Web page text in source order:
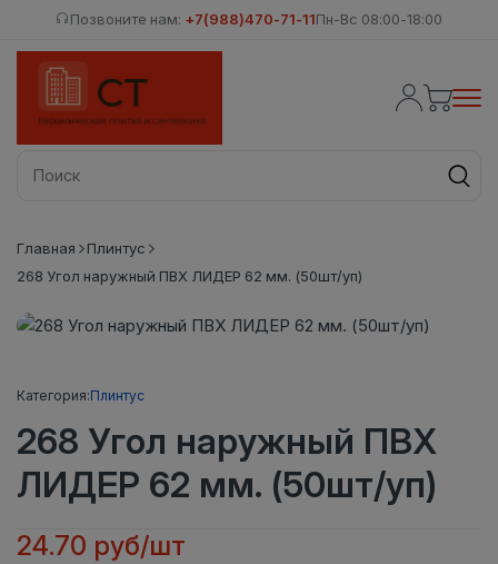
Позвоните нам: +7(988)470-71-11Пн-Вс 08:00-18:00
Главная
Плинтус
268 Угол наружный ПВХ ЛИДЕР 62 мм. (50шт/уп)
Категория:Плинтус
268 Угол наружный ПВХ
ЛИДЕР 62 мм. (50шт/уп)
24.70 руб/шт